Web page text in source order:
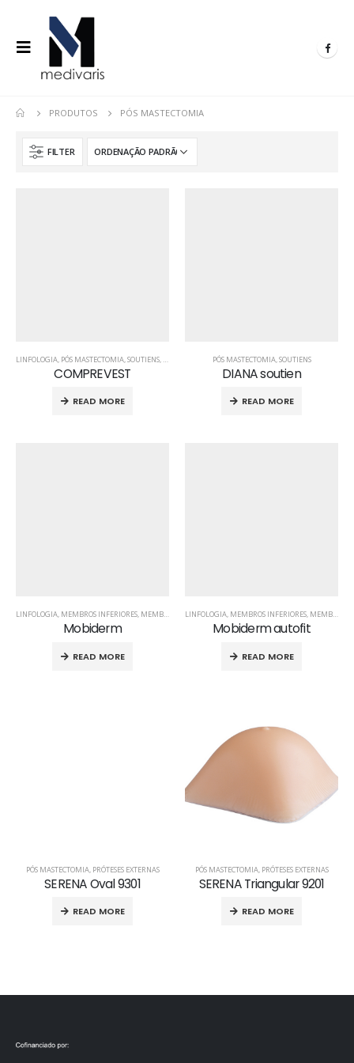
PRODUTOS PÓS MASTECTOMIA
FILTER
LINFOLOGIA, PÓS MASTECTOMIA,SOUTIENS, TRONCO-TORAX
COMPREVEST
READ MORE
PÓS MASTECTOMIA,SOUTIENS
DIANA soutien
READ MORE
LINFOLOGIA, MEMBROS INFERIORES, MEMBROS SUPERIORES ,PÓS MASTECTOMIA
Mobiderm
READ MORE
LINFOLOGIA, MEMBROS INFERIORES, MEMBROS SUPERIORES
Mobiderm autofit
READ MORE
PÓS MASTECTOMIA, PRÓTESES EXTERNAS
SERENA Oval 9301
READ MORE
PÓS MASTECTOMIA, PRÓTESES EXTERNAS
SERENA Triangular 9201
READ MORE